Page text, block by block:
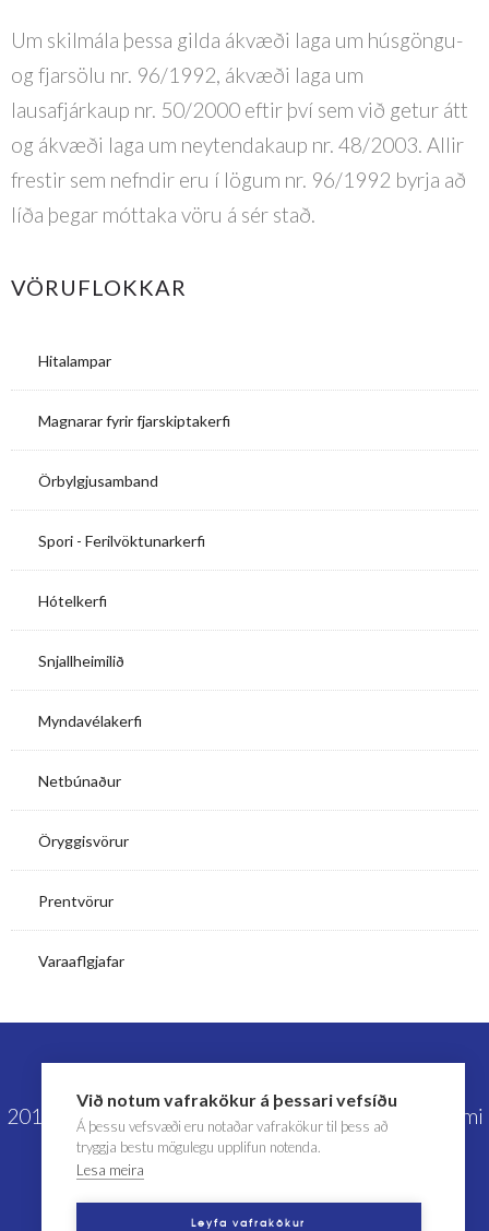
Um skilmála þessa gilda ákvæði laga um húsgöngu-
og fjarsölu nr. 96/1992, ákvæði laga um
lausafjárkaup nr. 50/2000 eftir því sem við getur átt
og ákvæði laga um neytendakaup nr. 48/2003. Allir
frestir sem nefndir eru í lögum nr. 96/1992 byrja að
líða þegar móttaka vöru á sér stað.
VÖRUFLOKKAR
Hitalampar
Magnarar fyrir fjarskiptakerfi
Örbylgjusamband
Spori - Ferilvöktunarkerfi
Hótelkerfi
Snjallheimilið
Myndavélakerfi
Netbúnaður
Öryggisvörur
Prentvörur
Varaaflgjafar
2019 © IceCom ehf | Lyngás 10 | 210 Garðabær | Sími
414-4400 | icecom@icecom.is
Við notum vafrakökur á þessari vefsíðu
Á þessu vefsvæði eru notaðar vafrakökur til þess að
tryggja bestu mögulegu upplifun notenda.
Lesa meira
Leyfa vafrakökur